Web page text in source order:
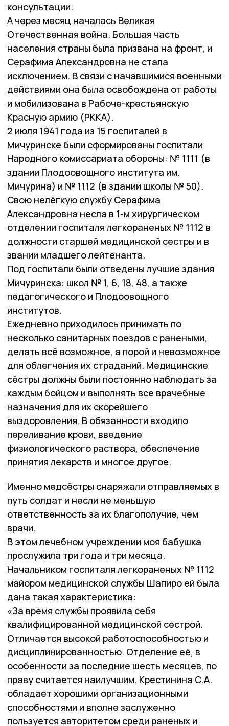
консультации.
А через месяц началась Великая
Отечественная война. Большая часть
населения страны была призвана на фронт, и
Серафима Александровна не стала
исключением. В связи с начавшимися военными
действиями она была освобождена от работы
и мобилизована в Рабоче-крестьянскую
Красную армию (РККА).
2 июля 1941 года из 15 госпиталей в
Мичуринске были сформированы госпитали
Народного комиссариата обороны: № 1111 (в
здании Плодоовощного института им.
Мичурина) и № 1112 (в здании школы № 50).
Свою нелёгкую службу Серафима
Александровна несла в 1-м хирургическом
отделении госпиталя легкораненых № 1112 в
должности старшей медицинской сестры и в
звании младшего лейтенанта.
Под госпитали были отведены лучшие здания
Мичуринска: школ № 1, 6, 18, 48, а также
педагогического и Плодоовощного
институтов.
Ежедневно приходилось принимать по
несколько санитарных поездов с ранеными,
делать всё возможное, а порой и невозможное
для облегчения их страданий. Медицинские
сёстры должны были постоянно наблюдать за
каждым бойцом и выполнять все врачебные
назначения для их скорейшего
выздоровления. В обязанности входило
переливание крови, введение
физиологического раствора, обеспечение
принятия лекарств и многое другое.
Именно медсёстры снаряжали отправляемых в
путь солдат и несли не меньшую
ответственность за их благополучие, чем
врачи.
В этом лечебном учреждении моя бабушка
прослужила три года и три месяца.
Начальником госпиталя легкораненых № 1112
майором медицинской службы Шапиро ей была
дана такая характеристика:
«За время службы проявила себя
квалифицированной медицинской сестрой.
Отличается высокой работоспособностью и
дисциплинированностью. Отделение её, в
особенности за последние шесть месяцев, по
праву считается наилучшим. Крестинина С.А.
обладает хорошими организационными
способностями и вполне заслуженно
пользуется авторитетом среди раненых и